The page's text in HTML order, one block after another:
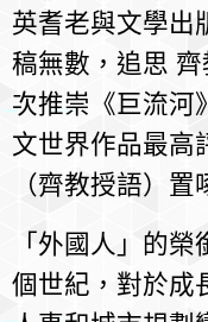
英耆老與文學出
稿無數，追思
次推崇《巨流河
文世界作品最高
（齊教授語）
「外國人」的
個世紀，對於成